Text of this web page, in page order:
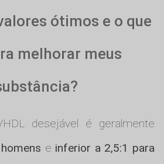
ótimos e o que
melhorar meus
desejável é geralmente
e inferior a 2,5:1 para